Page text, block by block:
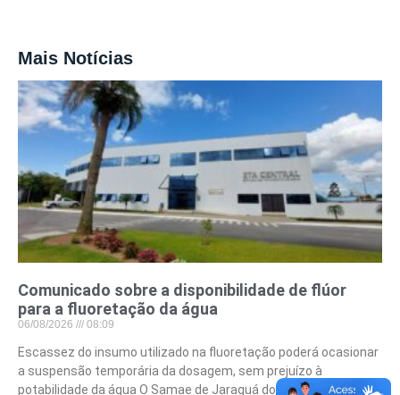
Mais Notícias
Comunicado sobre a disponibilidade de flúor
para a fluoretação da água
06/08/2026 08:09
Escassez do insumo utilizado na fluoretação poderá ocasionar
a suspensão temporária da dosagem, sem prejuízo à
potabilidade da água O Samae de Jaraguá do Sul